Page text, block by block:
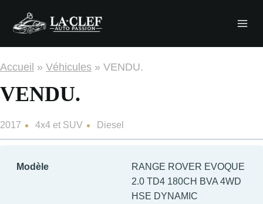
Accueil » Véhicules » VENDU.
VENDU.
2017 4x4 et SUV Diesel
Modèle
RANGE ROVER EVOQUE
2.0 TD4 180CH BVA 4WD
HSE DYNAMIC